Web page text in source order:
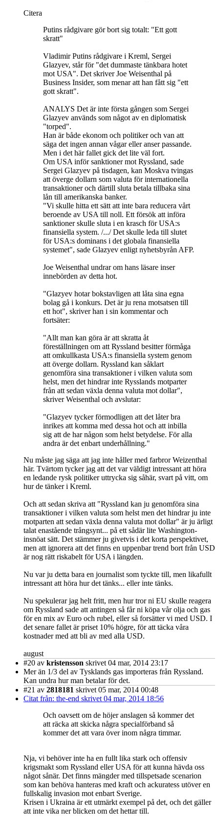
Citera
Putins rådgivare gör bort sig totalt: "Ett gott
skratt"
Vladimir Putins rådgivare i Kreml, Sergei
Glazyev, står för "det dummaste tänkbara hotet
mot USA". Det skriver Joe Weisenthal på
Business Insider, som menar att han fått sig "ett
gott skratt".
ANALYS Det är inte första gången som Sergei
Glazyev används som något av en diplomatisk
"torped".
Han är både ekonom och politiker och van att
säga det ingen annan vågar eller anser passande.
Men i det här fallet gick det lite väl fort.
Om USA inför sanktioner mot Ryssland, sade
Sergei Glazyev på tisdagen, kan Moskva tvingas
att överge dollarn som valuta för internationella
transaktioner och därtill sluta betala tillbaka sina
lån till amerikanska banker.
"Vi skulle hitta ett sätt att inte bara reducera vårt
beroende av USA till noll. Ett försök att införa
sanktioner skulle sluta i en krasch för USA:s
finansiella system. /.../ Det skulle leda till slutet
för USA:s dominans i det globala finansiella
systemet", sade Glazyev enligt nyhetsbyrån AFP.
Joe Weisenthal undrar om hans läsare inser
innebörden av detta hot.
"Glazyev hotar bokstavligen att låta sina egna
bolag gå i konkurs. Det är ju rena motsatsen till
ett hot", skriver han i sin kommentar och
fortsäter:
"Allt man kan göra är att skratta åt
föreställningen om att Ryssland besitter förmåga
att omkullkasta USA:s finansiella system genom
att överge dollarn. Ryssland kan såklart
genomföra sina transaktioner i vilken valuta som
helst, men det hindrar inte Rysslands motparter
från att sedan växla denna valuta mot dollar",
skriver Weisenthal och avslutar:
"Glazyev tycker förmodligen att det låter bra
inrikes att komma med dessa hot och att inbilla
sig att de har någon som helst betydelse. För alla
andra är det enbart underhållning."
Nu måste jag säga att jag inte håller med farbror Weizenthal
här. Tvärtom tycker jag att det var väldigt intressant att höra
en ledande rysk politiker uttrycka sig såhär, svart på vitt, om
hur de tänker i Kreml.
Och att sedan skriva att "Ryssland kan ju genomföra sina
transaktioner i vilken valuta som helst men det hindrar ju inte
motparten att sedan växla denna valuta mot dollar" är ju ärligt
talat enastående trångsynt... på ett sådär lite Washington-
insnöat sätt. Det stämmer ju givetvis i det korta perspektivet,
men att ignorera att det finns en uppenbar trend bort från USD
är nog rätt riskabelt för USA i längden.
Nu var ju detta bara en journalist som tyckte till, men likafullt
intressant att höra hur det tänks... eller inte tänks.
Nu spekulerar jag helt fritt, men hur tror ni EU skulle reagera
om Ryssland sade att antingen så får ni köpa vår olja och gas
för en mix av Euro och rubel, eller så forsätter vi med USD. I
det senare fallet är priset 10% högre, för att täcka våra
kostnader med att bli av med alla USD.
august
#20 av kristensson skrivet 04 mar, 2014 23:17
Mer än 1/3 del av Tysklands gas importeras från Ryssland.
Kan undra hur man betalar för det.
#21 av 2818181 skrivet 05 mar, 2014 00:48
Citat från: the-end skrivet 04 mar, 2014 18:56
Och oavsett om de höjer anslagen så kommer det
att räcka att skicka några specialförband så
kommer det att vara över inom några timmar.
Nja, vi behöver inte ha en fullt lika stark och offensiv
krigsmakt som Ryssland eller USA för att kunna hävda oss
något sånär. Det finns mängder med tillspetsade scenarion
som kan behöva hanteras med kraft och ackuratess utöver en
fullskalig invasion mot enbart Sverige.
Krisen i Ukraina är ett utmärkt exempel på det, och det gäller
att inte vika ner blicken om det hettar till.